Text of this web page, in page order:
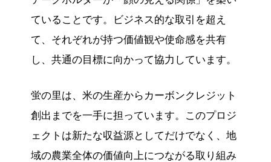
ていることです。ビジネス的な取引を超え
て、それぞれが持つ価値観や使命感を共有
し、共通の目標に向かって協力しています。
蛍の里は、米の生産からカーボンクレジット
創出までを一手に担っています。このプロジ
ェクトは新たな収益源としてだけでなく、地
域の農業全体の価値向上につながる取り組み